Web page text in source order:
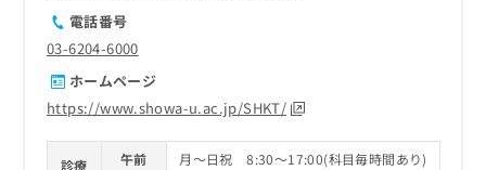
電話番号
03-6204-6000
ホームページ
https://www.showa-u.ac.jp/SHKT/
診療
午前
月～日祝 8:30～17:00(科目毎時間あり)